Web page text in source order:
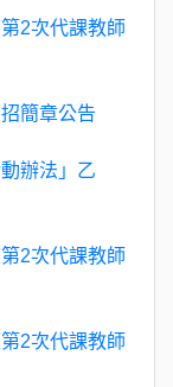
2次代課教師
簡章公告
辦法」乙
2次代課教師
2次代課教師